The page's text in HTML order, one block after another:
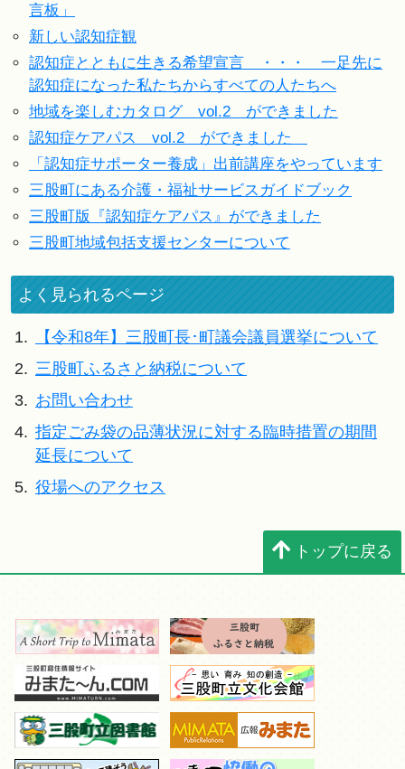
言板」
新しい認知症観
認知症とともに生きる希望宣言 ・・・ 一足先に
認知症になった私たちからすべての人たちへ
地域を楽しむカタログ vol.2 ができました
認知症ケアパス vol.2 ができました
「認知症サポーター養成」出前講座をやっています
三股町にある介護・福祉サービスガイドブック
三股町版『認知症ケアパス』ができました
三股町地域包括支援センターについて
よく見られるページ
1.
【令和8年】三股町長･町議会議員選挙について
2. 三股町ふるさと納税について
3. お問い合わせ
4. 指定ごみ袋の品薄状況に対する臨時措置の期間
延長について
5. 役場へのアクセス
トップに戻る